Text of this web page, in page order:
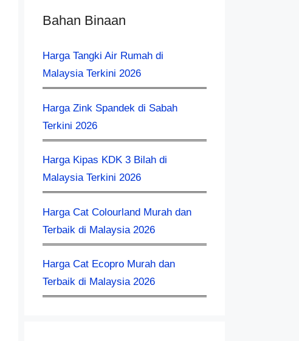
Bahan Binaan
Harga Tangki Air Rumah di
Malaysia Terkini 2026
Harga Zink Spandek di Sabah
Terkini 2026
Harga Kipas KDK 3 Bilah di
Malaysia Terkini 2026
Harga Cat Colourland Murah dan
Terbaik di Malaysia 2026
Harga Cat Ecopro Murah dan
Terbaik di Malaysia 2026